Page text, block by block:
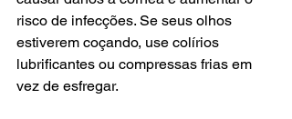
risco de infecções. Se seus olhos
estiverem coçando, use colírios
lubrificantes ou compressas frias em
vez de esfregar.